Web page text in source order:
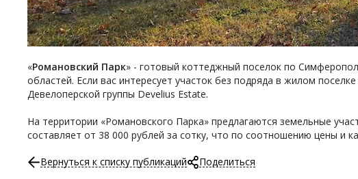
«Романовский Парк» - готовый коттеджный поселок по
областей. Если вас интересует участок без подряда в жилом
Девелоперской группы Develius Estate.
На территории «Романовского Парка» предлагаются земельные
составляет от 38 000 рублей за сотку, что по соотношению цены и
Вернуться к списку публикаций Поделиться